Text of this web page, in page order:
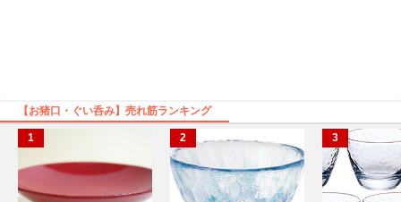
【お猪口・ぐい呑み】売れ筋ランキング